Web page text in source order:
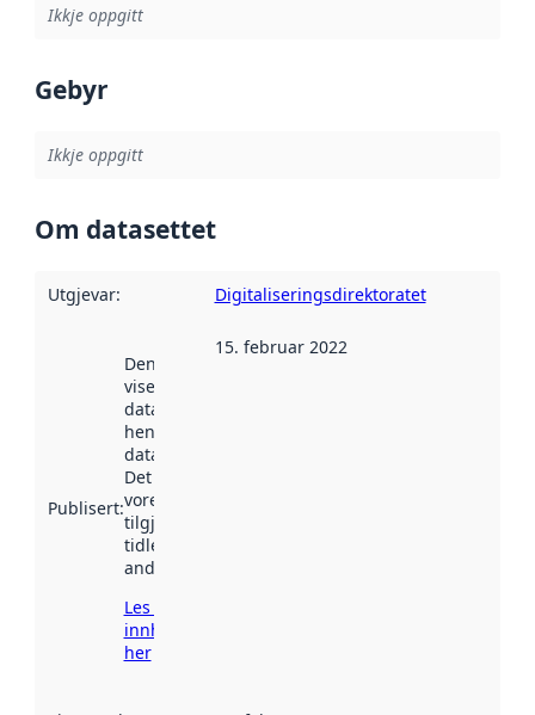
Ikkje oppgitt
Gebyr
Ikkje oppgitt
Om datasettet
Utgjevar: Digitaliseringsdirektoratet
Publisert:
Denne datoen
viser når
datasettet vart
henta inn av
data.norge.no.
Det kan ha
vore
tilgjengeleg
tidlegare
andre stader.
Les meir om
innhenting
her
15. februar 2022